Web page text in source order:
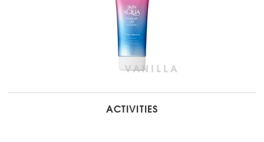
ACTIVITIES